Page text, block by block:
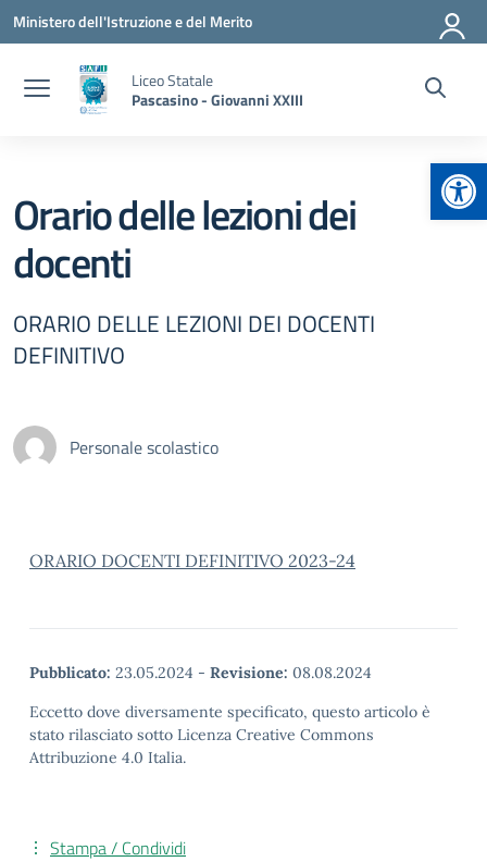
Vai ai contenuti
Vai al menu di navigazione
Vai al footer
Ministero dell'Istruzione e del Merito
Liceo Statale
Pascasino - Giovanni XXIII
Orario delle lezioni dei
docenti
ORARIO DELLE LEZIONI DEI DOCENTI
DEFINITIVO
Personale scolastico
ORARIO DOCENTI DEFINITIVO 2023-24
Pubblicato: 23.05.2024 - Revisione: 08.08.2024
Eccetto dove diversamente specificato, questo articolo è
stato rilasciato sotto Licenza Creative Commons
Attribuzione 4.0 Italia.
Stampa / Condividi